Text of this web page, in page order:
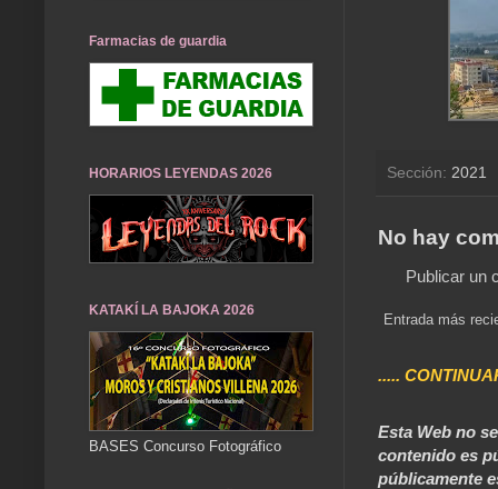
Sección: 2021
No hay
Publicar un
Entrada más
.....
Esta Web no
contenido es
públicamente
Farmacias de guardia
HORARIOS LEYENDAS 2026
KATAKÍ LA BAJOKA 2026
BASES Concurso Fotográfico